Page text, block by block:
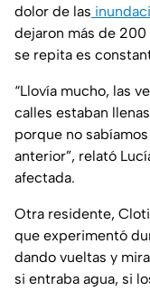
dolor de las
dejaron más de
se repita es
“Llovía mucho, las
calles estaban
porque no
anterior”, relató
afectada.
Otra residente,
que experimentó
dando vueltas y
si entraba agua, si